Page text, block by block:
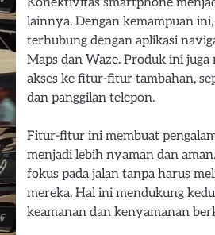
lainnya. Dengan kemampuan
terhubung dengan aplikasi
Maps dan Waze. Produk ini
akses ke fitur-fitur tambahan,
dan panggilan telepon.
Fitur-fitur ini membuat
menjadi lebih nyaman dan
fokus pada jalan tanpa harus
mereka. Hal ini mendukung
keamanan dan kenyamanan